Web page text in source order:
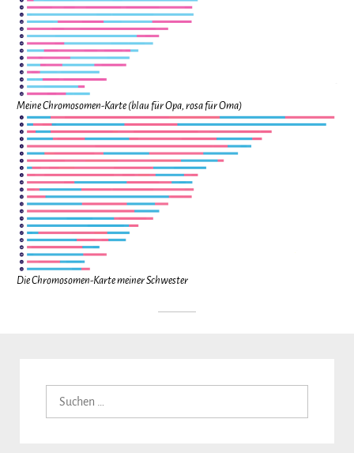
Meine Chromosomen-Karte (blau für Opa, rosa für Oma)
Die Chromosomen-Karte meiner Schwester
Suchen
nach: